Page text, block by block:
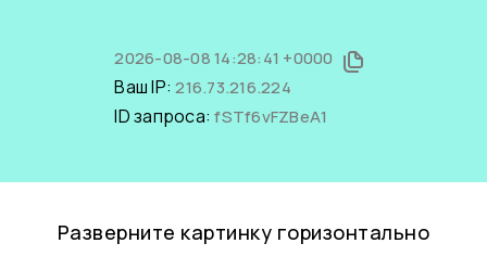
2026-08-08 14:28:41 +0000
Ваш IP:216.73.216.224
ID запроса:fSTf6vFZBeA1
Разверните картинку горизонтально